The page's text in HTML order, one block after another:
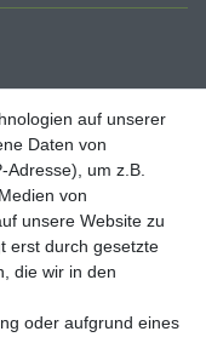
auf unserer
Daten von
um z.B.
von
unsere Website zu
erst durch gesetzte
die wir in den
oder aufgrund eines